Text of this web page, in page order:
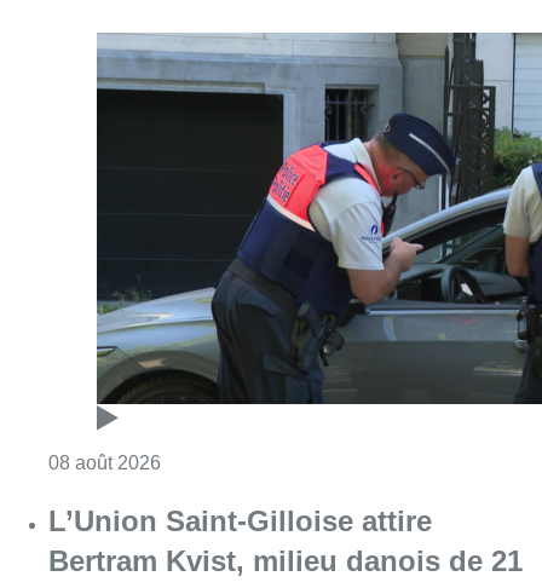
08 août 2026
L’Union Saint-Gilloise attire
Bertram Kvist, milieu danois de 21